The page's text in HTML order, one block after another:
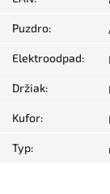
Puzdro:
Elektroodpad:
Držiak:
Kufor:
Typ: